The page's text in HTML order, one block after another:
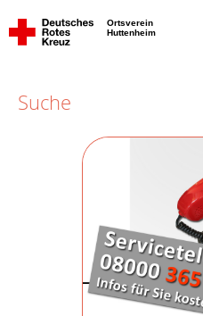
Ortsverein
Huttenheim
Suche